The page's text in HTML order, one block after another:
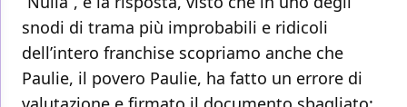
snodi di trama più improbabili e ridicoli
dell’intero franchise scopriamo anche che
Paulie, il povero Paulie, ha fatto un errore di